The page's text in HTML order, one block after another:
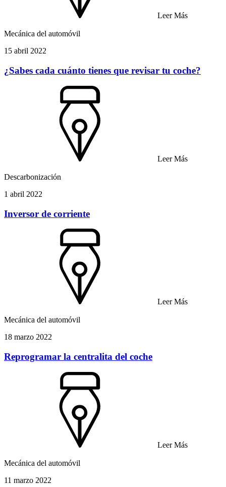
Leer Más
Mecánica del automóvil
15 abril 2022
¿Sabes cada cuánto tienes que revisar tu coche?
Leer Más
Descarbonización
1 abril 2022
Inversor de corriente
Leer Más
Mecánica del automóvil
18 marzo 2022
Reprogramar la centralita del coche
Leer Más
Mecánica del automóvil
11 marzo 2022